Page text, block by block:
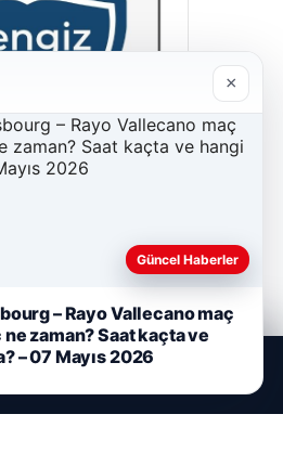
×
Güncel Haberler
– Rayo Vallecano maç
ne zaman? Saat kaçta ve
– 07 Mayıs 2026